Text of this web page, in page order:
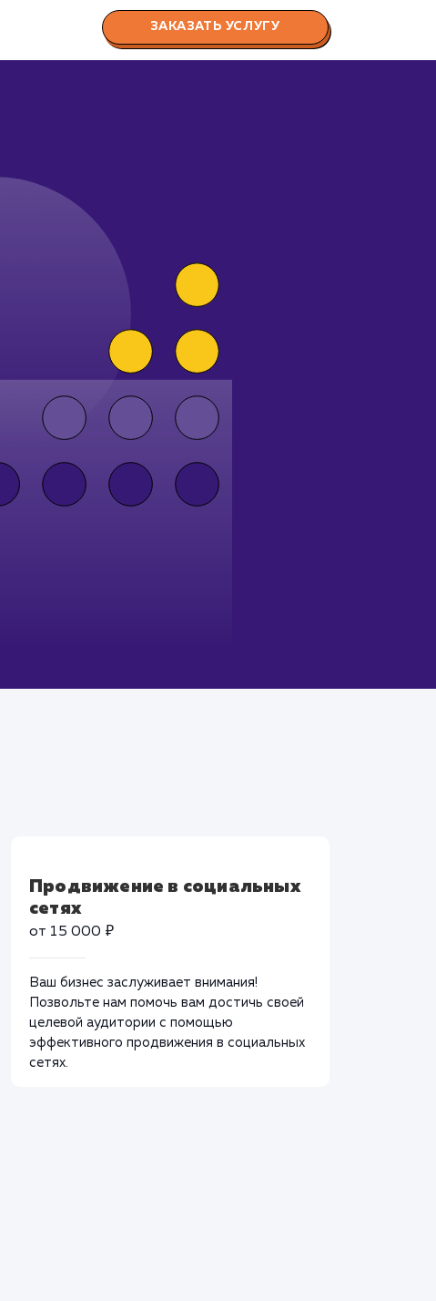
ЗАКАЗАТЬ УСЛУГУ
Продвижение в социальных
сетях
от 15 000 ₽
Ваш бизнес заслуживает внимания!
Позвольте нам помочь вам достичь своей
целевой аудитории с помощью
эффективного продвижения в социальных
сетях.